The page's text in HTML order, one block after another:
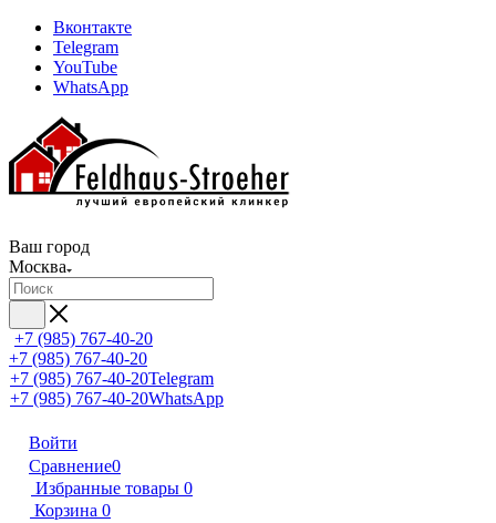
Вконтакте
Telegram
YouTube
WhatsApp
Ваш город
Москва
+7 (985) 767-40-20
+7 (985) 767-40-20
+7 (985) 767-40-20Telegram
+7 (985) 767-40-20WhatsApp
Войти
Сравнение0
Избранные товары 0
Корзина 0